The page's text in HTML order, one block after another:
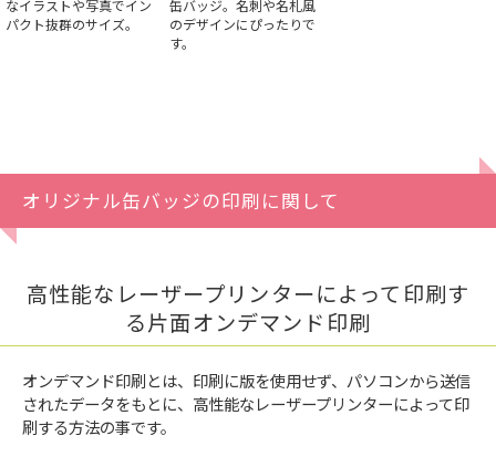
なイラストや写真でイン
パクト抜群のサイズ。
缶バッジ。名刺や名札風
のデザインにぴったりで
す。
オリジナル缶バッジの印刷に関して
高性能なレーザープリンターによって印刷す
る片面オンデマンド印刷
オンデマンド印刷とは、印刷に版を使用せず、パソコンから送信
されたデータをもとに、高性能なレーザープリンターによって印
刷する方法の事です。